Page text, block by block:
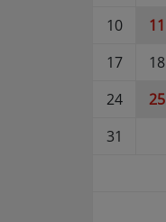
10
11
17
18
24
25
31